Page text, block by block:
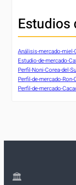
Estudios
Análisis-mercado-miel-
Estudio-de-mercado-
Perfil-Noni-Corea-del-
Perfil-de-mercado-Ron-
Perfil-de-mercado-
🏛